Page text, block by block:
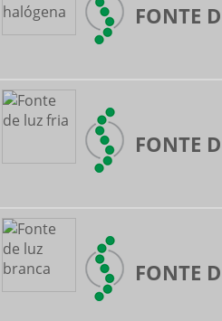
FONTE
FONTE
FONTE